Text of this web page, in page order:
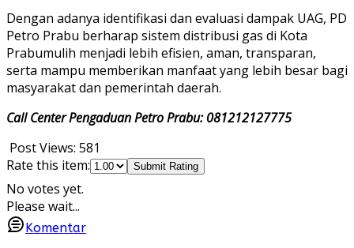
Dengan adanya identifikasi dan evaluasi dampak UAG, PD
Petro Prabu berharap sistem distribusi gas di Kota
Prabumulih menjadi lebih efisien, aman, transparan,
serta mampu memberikan manfaat yang lebih besar bagi
masyarakat dan pemerintah daerah.
Call Center Pengaduan Petro Prabu: 081212127775
Post Views: 581
Rate this item:
Submit Rating
No votes yet.
Please wait...
Komentar